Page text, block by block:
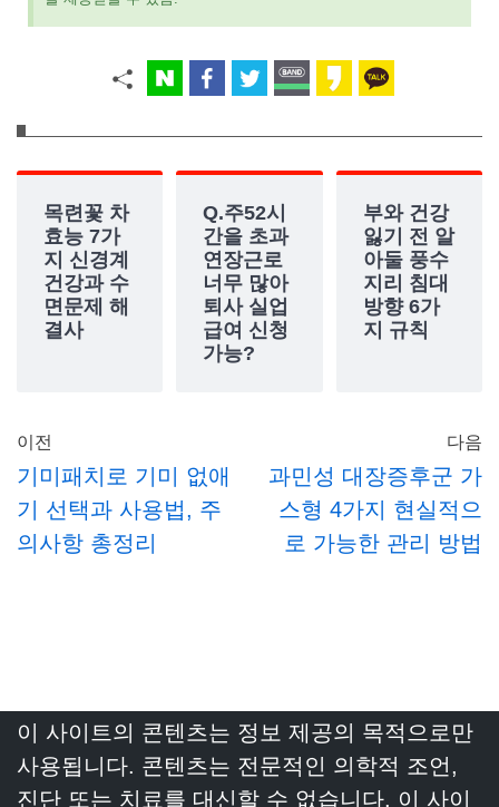
목련꽃 차
효능 7가
지 신경계
건강과 수
면문제 해
결사
Q.주52시
간을 초과
연장근로
너무 많아
퇴사 실업
급여 신청
가능?
부와 건강
잃기 전 알
아둘 풍수
지리 침대
방향 6가
지 규칙
이전
기미패치로 기미 없애
기 선택과 사용법, 주
의사항 총정리
다음
과민성 대장증후군 가
스형 4가지 현실적으
로 가능한 관리 방법
이 사이트의 콘텐츠는 정보 제공의 목적으로만
사용됩니다. 콘텐츠는 전문적인 의학적 조언,
진단 또는 치료를 대신할 수 없습니다. 이 사이